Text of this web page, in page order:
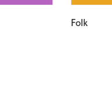
Folk